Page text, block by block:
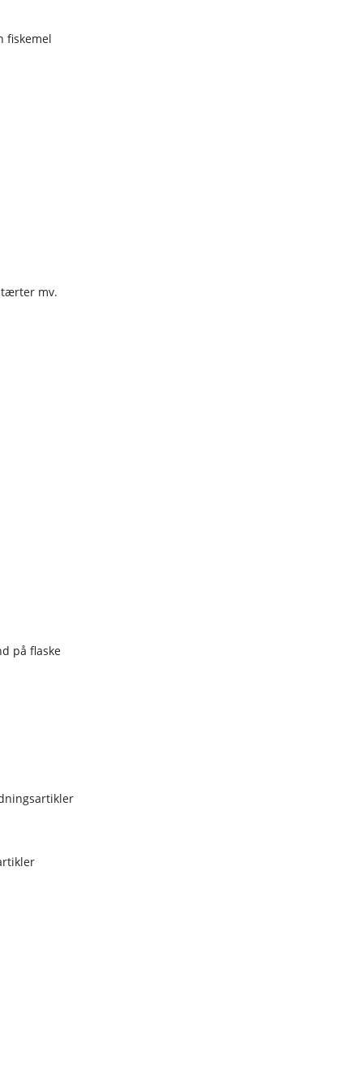
fiskemel
tærter mv.
på flaske